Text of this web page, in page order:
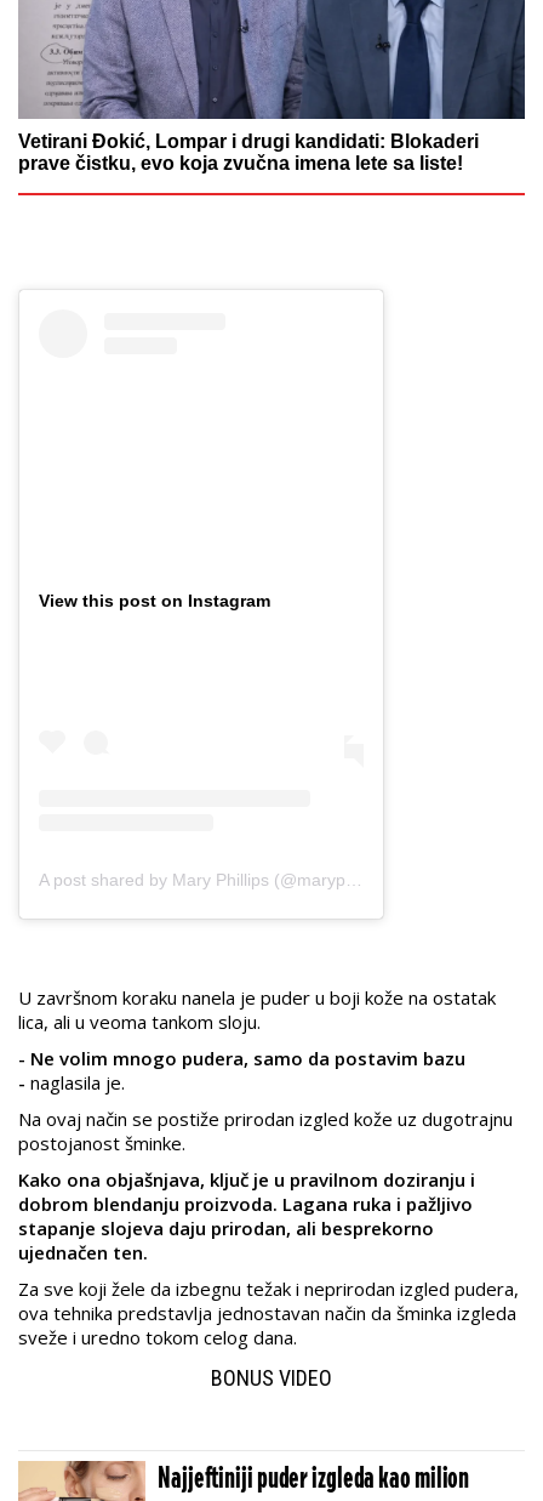
Vetirani Đokić, Lompar i drugi kandidati: Blokaderi
prave čistku, evo koja zvučna imena lete sa liste!
View this post on Instagram
U završnom koraku nanela je puder u boji kože na ostatak
lica, ali u veoma tankom sloju.
- Ne volim mnogo pudera, samo da postavim bazu
- naglasila je.
Na ovaj način se postiže prirodan izgled kože uz dugotrajnu
postojanost šminke.
Kako ona objašnjava, ključ je u pravilnom doziranju i
dobrom blendanju proizvoda. Lagana ruka i pažljivo
stapanje slojeva daju prirodan, ali besprekorno
ujednačen ten.
Za sve koji žele da izbegnu težak i neprirodan izgled pudera,
ova tehnika predstavlja jednostavan način da šminka izgleda
sveže i uredno tokom celog dana.
BONUS VIDEO
Najjeftiniji puder izgleda kao milion